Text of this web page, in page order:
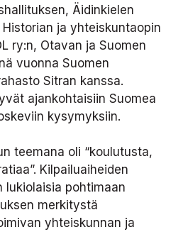
Äidinkielen
ja yhteiskuntaopin
ry:n, Otavan ja Suomen
vuonna Suomen
Sitran kanssa.
ajankohtaisiin Suomea
kysymyksiin.
teemana oli “koulutusta,
Kilpailuaiheiden
pohtimaan
merkitystä
yhteiskunnan ja